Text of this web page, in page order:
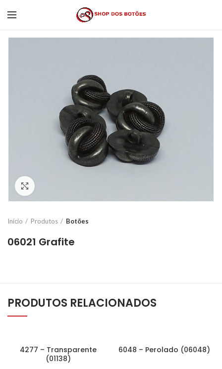
Início Produtos Botões
06021 Grafite
PRODUTOS RELACIONADOS
4277 – Transparente
(01138)
6048 – Perolado (06048)